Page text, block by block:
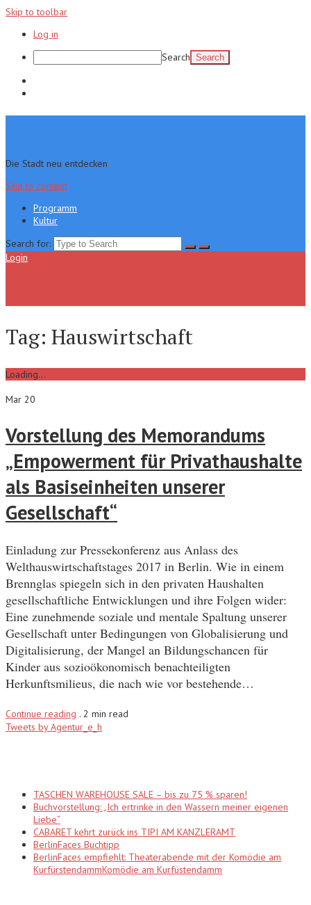
Skip to toolbar
Log in
Search
Die Stadt neu entdecken
Skip to content
Programm
Kultur
Search for:
Login
Tag: Hauswirtschaft
Loading...
Mar 20
Vorstellung des Memorandums
„Empowerment für Privathaushalte
als Basiseinheiten unserer
Gesellschaft“
Einladung zur Pressekonferenz aus Anlass des
Welthauswirtschaftstages 2017 in Berlin. Wie in einem
Brennglas spiegeln sich in den privaten Haushalten
gesellschaftliche Entwicklungen und ihre Folgen wider:
Eine zunehmende soziale und mentale Spaltung unserer
Gesellschaft unter Bedingungen von Globalisierung und
Digitalisierung, der Mangel an Bildungschancen für
Kinder aus sozioökonomisch benachteiligten
Herkunftsmilieus, die nach wie vor bestehende…
Continue reading . 2 min read
Tweets by Agentur_e_h
TASCHEN WAREHOUSE SALE – bis zu 75 % sparen!
Buchvorstellung: „Ich ertrinke in den Wassern meiner eigenen
Liebe“
CABARET kehrt zurück ins TIPI AM KANZLERAMT
BerlinFaces Buchtipp
BerlinFaces empfiehlt: Theaterabende mit der Komödie am
KurfürstendammKomödie am Kurfüstendamm